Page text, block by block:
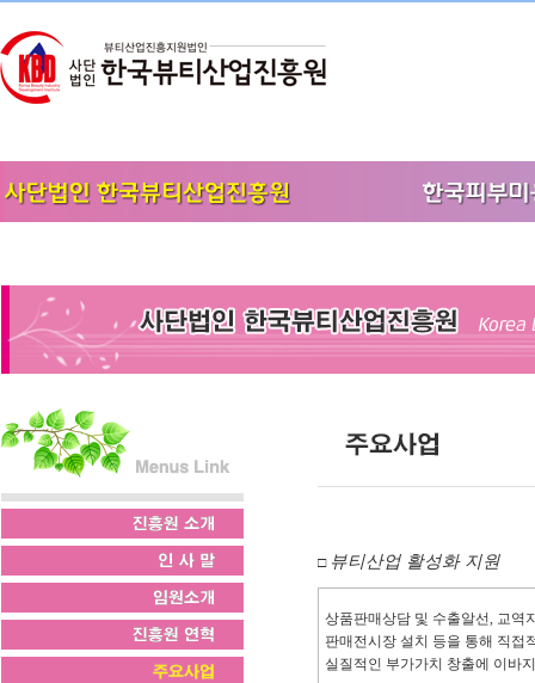
□ 뷰티산업 활성화 지원
상품판매상담 및 수출알선, 교역
판매전시장 설치 등을 통해 직접
실질적인 부가가치 창출에 이바